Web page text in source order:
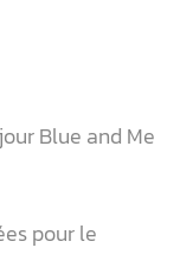
Blue and Me
pour le